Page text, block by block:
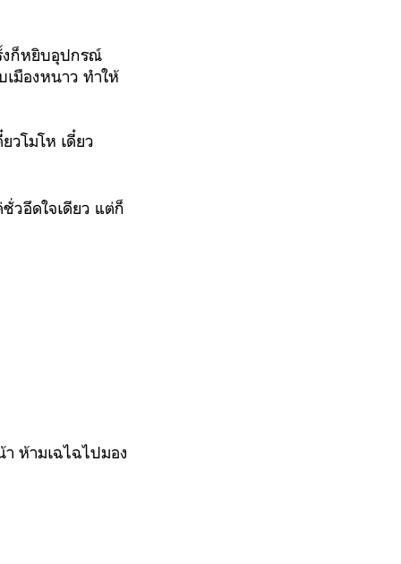
งก็หยิบอุปกรณ์
มืองหนาว ทำให้
วโมโห เดี๋ยว
วอึดใจเดียว แต่ก็
ห้ามเฉไฉไปมอง